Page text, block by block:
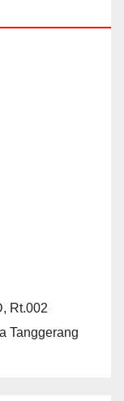
Rt.002
Tanggerang